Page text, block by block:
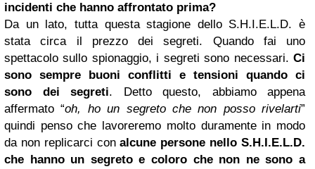
incidenti che hanno affrontato prima?
Da un lato, tutta questa stagione dello S.H.I.E.L.D. è
stata circa il prezzo dei segreti. Quando fai uno
spettacolo sullo spionaggio, i segreti sono necessari. Ci
sono sempre buoni conflitti e tensioni quando ci
sono dei segreti. Detto questo, abbiamo appena
affermato “oh, ho un segreto che non posso rivelarti”
quindi penso che lavoreremo molto duramente in modo
da non replicarci conalcune persone nello S.H.I.E.L.D.
che hanno un segreto e coloro che non ne sono a